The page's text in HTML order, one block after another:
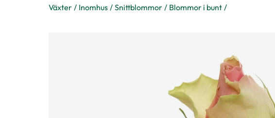
Växter Inomhus Snittblommor Blommor i bunt